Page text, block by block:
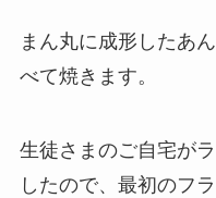
まん丸に成形したあ
べて焼きます。
生徒さまのご自宅が
したので、最初のフ